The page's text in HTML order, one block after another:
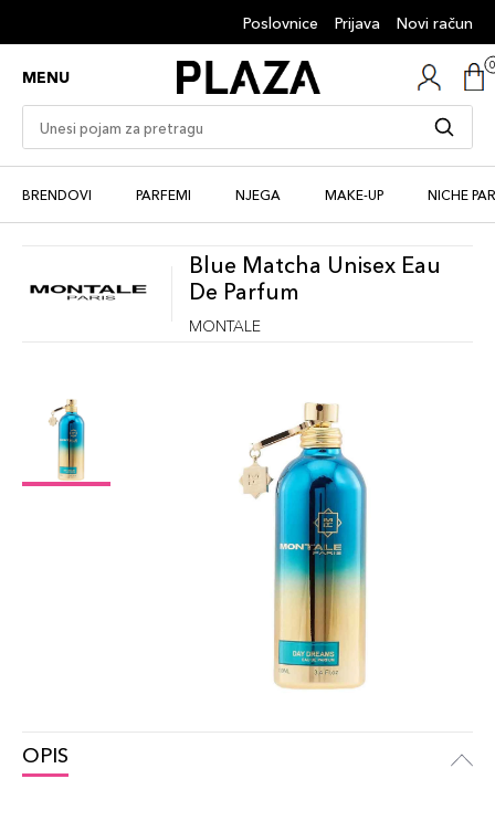
Poslovnice Prijava Novi račun
MENU
BRENDOVI PARFEMI NJEGA MAKE-UP NICHE
Blue Matcha Unisex Eau
De Parfum
MONTALE
OPIS